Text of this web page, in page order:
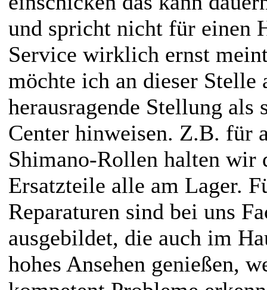
und spricht nicht für einen
Service wirklich ernst
möchte ich an dieser Stelle
herausragende Stellung als
Center hinweisen. Z.B. für
Shimano-Rollen halten wir
Ersatzteile alle am Lager.
Reparaturen sind bei uns
ausgebildet, die auch im
hohes Ansehen genießen,